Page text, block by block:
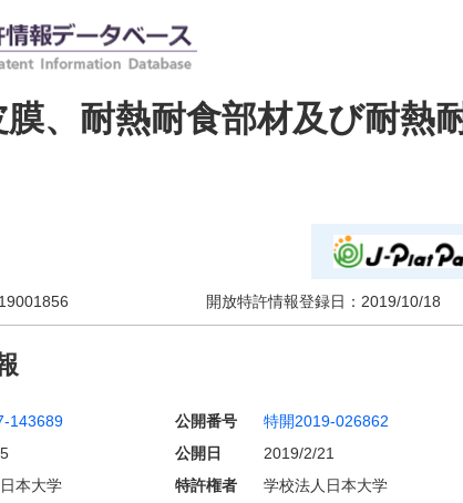
、耐熱耐食部材及び耐熱
開放特許情報登録日： 2019/10/18
143689 公開番号 特開2019-026862
公開日
2019/2/21
本大学 特許権者 学校法人日本大学